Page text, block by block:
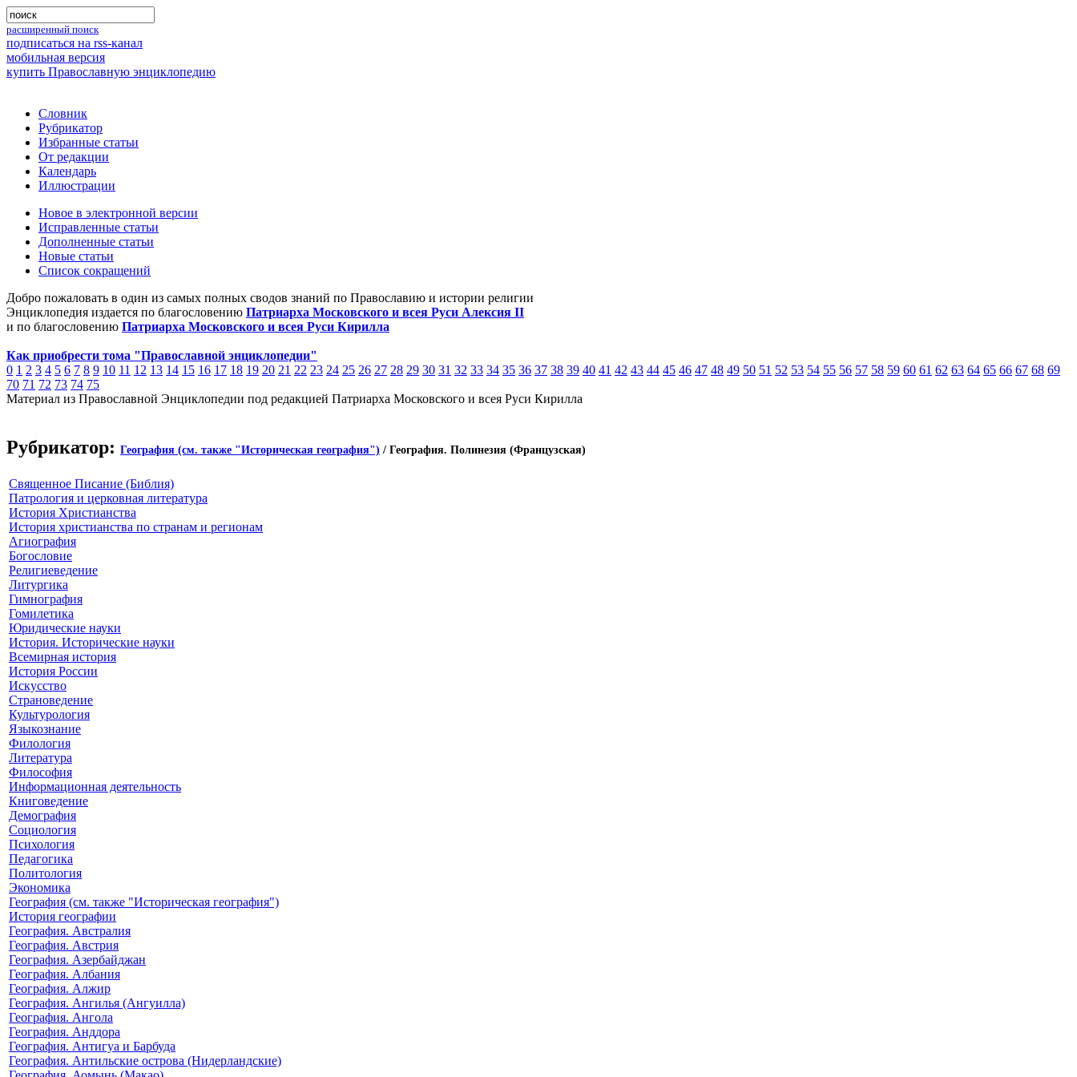
расширенный поиск
подписаться на rss-канал
мобильная версия
купить Православную энциклопедию
Словник
Рубрикатор
Избранные статьи
От редакции
Календарь
Иллюстрации
Новое в электронной версии
Исправленные статьи
Дополненные статьи
Новые статьи
Список сокращений
Добро пожаловать в один из самых полных сводов знаний по Православию и истории религии
Энциклопедия издается по благословению Патриарха Московского и всея Руси Алексия II
и по благословению Патриарха Московского и всея Руси Кирилла
Как приобрести тома "Православной энциклопедии"
0 1 2 3 4 5 6 7 8 9 10 11 12 13 14 15 16 17 18 19 20 21 22 23 24 25 26 27 28 29 30 31 32 33 34 35 36 37 38 39 40 41 42 43 44 45 46 47 48 49 50 51 52 53 54 55 56 57 58 59 60 61 62 63 64 65 66 67 68 69
70 71 72 73 74 75
Материал из Православной Энциклопедии под редакцией Патриарха Московского и всея Руси Кирилла
Рубрикатор: География (см. также "Историческая география") / География. Полинезия (Французская)
Священное Писание (Библия)
Патрология и церковная литература
История Христианства
История христианства по странам и регионам
Агиография
Богословие
Религиеведение
Литургика
Гимнография
Гомилетика
Юридические науки
История. Исторические науки
Всемирная история
История России
Искусство
Страноведение
Культурология
Языкознание
Филология
Литература
Философия
Информационная деятельность
Книговедение
Демография
Социология
Психология
Педагогика
Политология
Экономика
География (см. также "Историческая география")
История географии
География. Австралия
География. Австрия
География. Азербайджан
География. Албания
География. Алжир
География. Ангилья (Ангуилла)
География. Ангола
География. Анддора
География. Антигуа и Барбуда
География. Антильские острова (Нидерландские)